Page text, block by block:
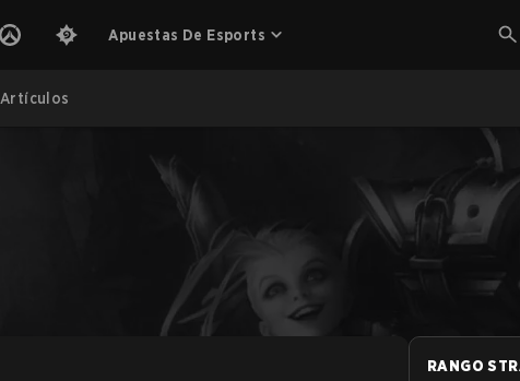
Apuestas De Esports
Artículos
RANGO